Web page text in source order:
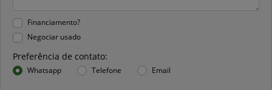
Financiamento?
Negociar usado
Preferência de contato:
Whatsapp Telefone Email